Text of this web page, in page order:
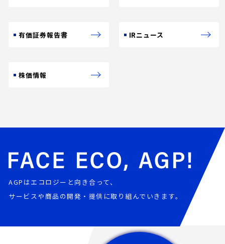
有価証券報告書 IRニュース
株価情報
AGPはエコロジーと向き合って、
サービスや商品の開発・提供に取り組んでいきます。